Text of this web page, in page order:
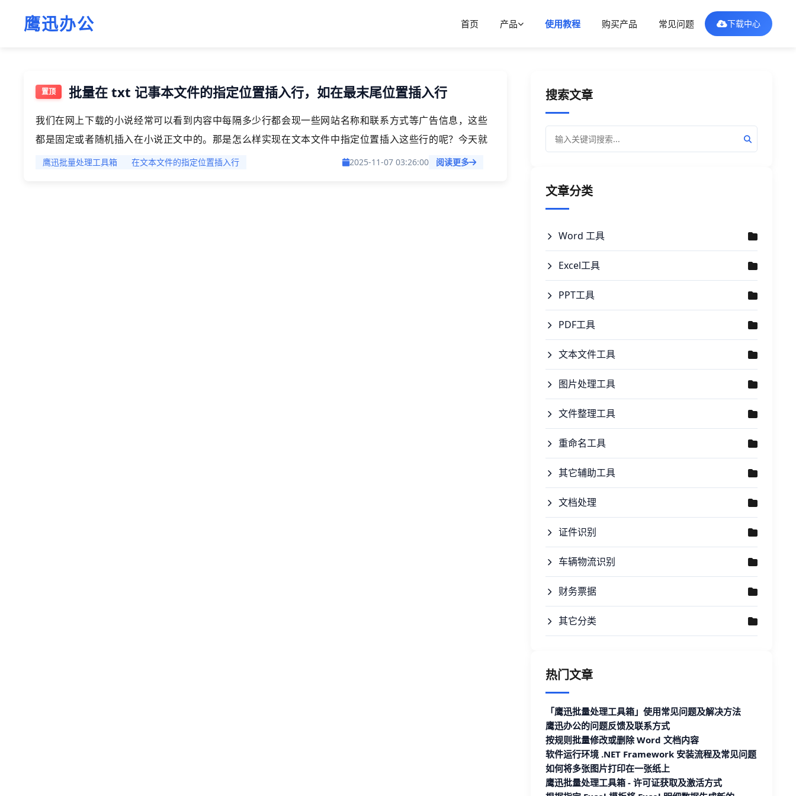
鹰迅办公 首页 产品 使用教程 购买产品 常见问题 下载中心
批量在 txt 记事本文件的指定位置插入行，如在最末尾位置插入行
我们在网上下载的小说经常可以看到内容中每隔多少行都会现一些网站名称和联系方式等广告信息，这些
都是固定或者随机插入在小说正文中的。那是怎么样实现在文本文件中指定位置插入这些行的呢？今天就
给大家介绍一下如何在 txt 记事本文件或者其它类型的文本文件中插入行的高效方法。
鹰迅批量处理工具箱 在文本文件的指定位置插入行 2025-11-07 03:26:00 阅读更多
搜索文章
文章分类
Word 工具
Excel工具
PPT工具
PDF工具
文本文件工具
图片处理工具
文件整理工具
重命名工具
其它辅助工具
文档处理
证件识别
车辆物流识别
财务票据
其它分类
热门文章
「鹰迅批量处理工具箱」使用常见问题及解决方法
鹰迅办公的问题反馈及联系方式
按规则批量修改或删除 Word 文档内容
软件运行环境 .NET Framework 安装流程及常见问题
如何将多张图片打印在一张纸上
鹰迅批量处理工具箱 - 许可证获取及激活方式